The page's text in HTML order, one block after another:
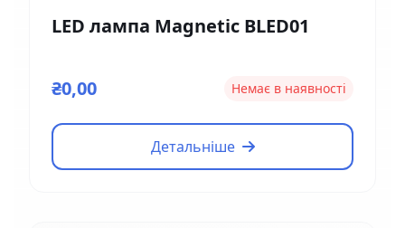
LED лампа Magnetic BLED01
₴0,00 Немає в наявності
Детальніше